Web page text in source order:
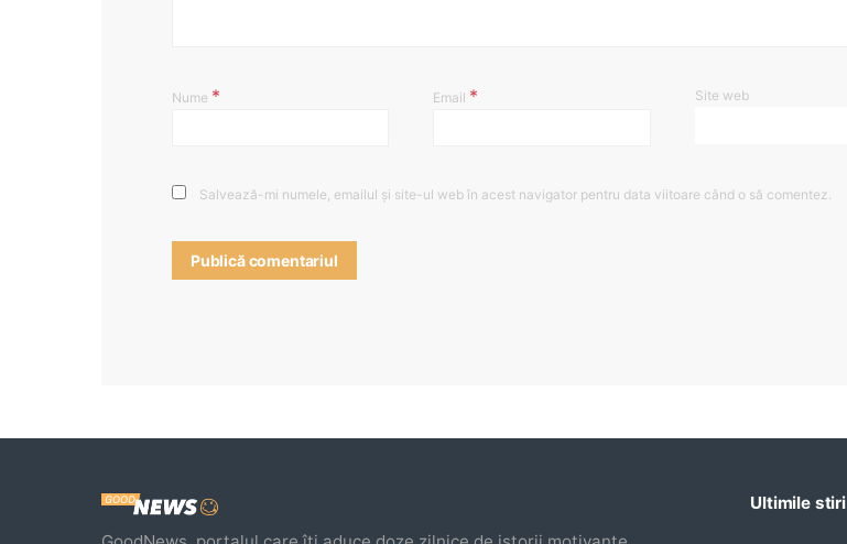
Nume * Email * Site web
Salvează-mi numele, emailul și site-ul web în acest navigator pentru data viitoare când o să comentez.
Ultimile stiri